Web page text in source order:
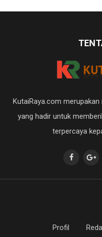
KutaiRaya.com
yang hadir untuk
terpercaya
Profil